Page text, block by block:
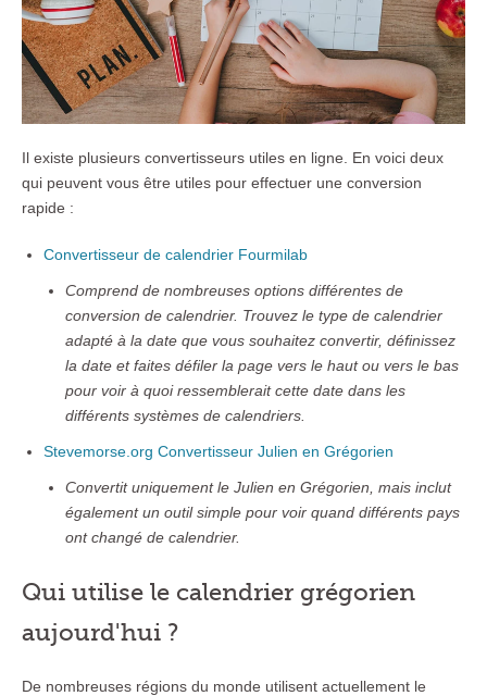
Il existe plusieurs convertisseurs utiles en ligne. En voici deux
qui peuvent vous être utiles pour effectuer une conversion
rapide :
Convertisseur de calendrier Fourmilab
Comprend de nombreuses options différentes de
conversion de calendrier. Trouvez le type de calendrier
adapté à la date que vous souhaitez convertir, définissez
la date et faites défiler la page vers le haut ou vers le bas
pour voir à quoi ressemblerait cette date dans les
différents systèmes de calendriers.
Stevemorse.org Convertisseur Julien en Grégorien
Convertit uniquement le Julien en Grégorien, mais inclut
également un outil simple pour voir quand différents pays
ont changé de calendrier.
Qui utilise le calendrier grégorien
aujourd'hui ?
De nombreuses régions du monde utilisent actuellement le